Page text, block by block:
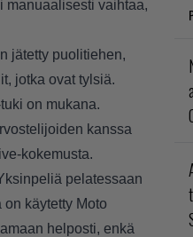
manuaalisesti vaihtaa,
jätetty puolitiehen,
jotka ovat tylsiä.
on mukana.
kanssa
kokemusta.
pelatessaan
käytetty Moto
helposti, enkä